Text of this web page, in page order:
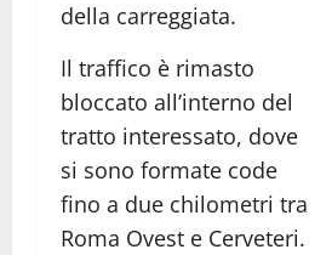
della carreggiata.
Il traffico è rimasto
bloccato all’interno del
tratto interessato, dove
si sono formate code
fino a due chilometri tra
Roma Ovest e Cerveteri.